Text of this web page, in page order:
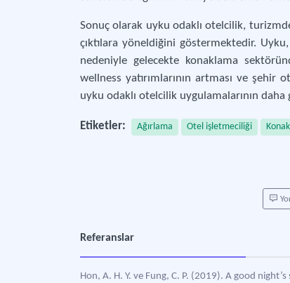
Sonuç olarak uyku odaklı otelcilik,
çıktılara yöneldiğini göstermektedir.
nedeniyle gelecekte konaklama
wellness yatırımlarının artması ve
uyku odaklı otelcilik uygulamalarının
Etiketler: Ağırlama Otel işletmeciliği
Referanslar
Hon, A. H. Y. ve Fung, C. P. (2019). A good